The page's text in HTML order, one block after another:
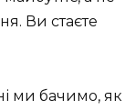
Ви стаєте
ми бачимо, як